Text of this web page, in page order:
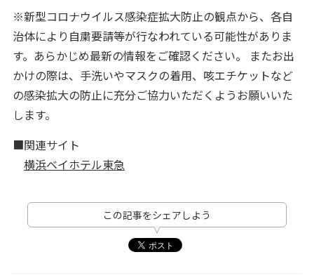
※新型コロナウイルス感染症拡大防止の観点から、各自
治体により自粛要請等が行なわれている可能性がありま
す。あらかじめ最新の情報をご確認ください。 またお出
かけの際は、手洗いやマスクの着用、咳エチケットなど
の感染拡大の防止に充分ご協力いただくようお願いいた
します。
■関連サイト
横浜ベイホテル東急
この記事をシェアしよう